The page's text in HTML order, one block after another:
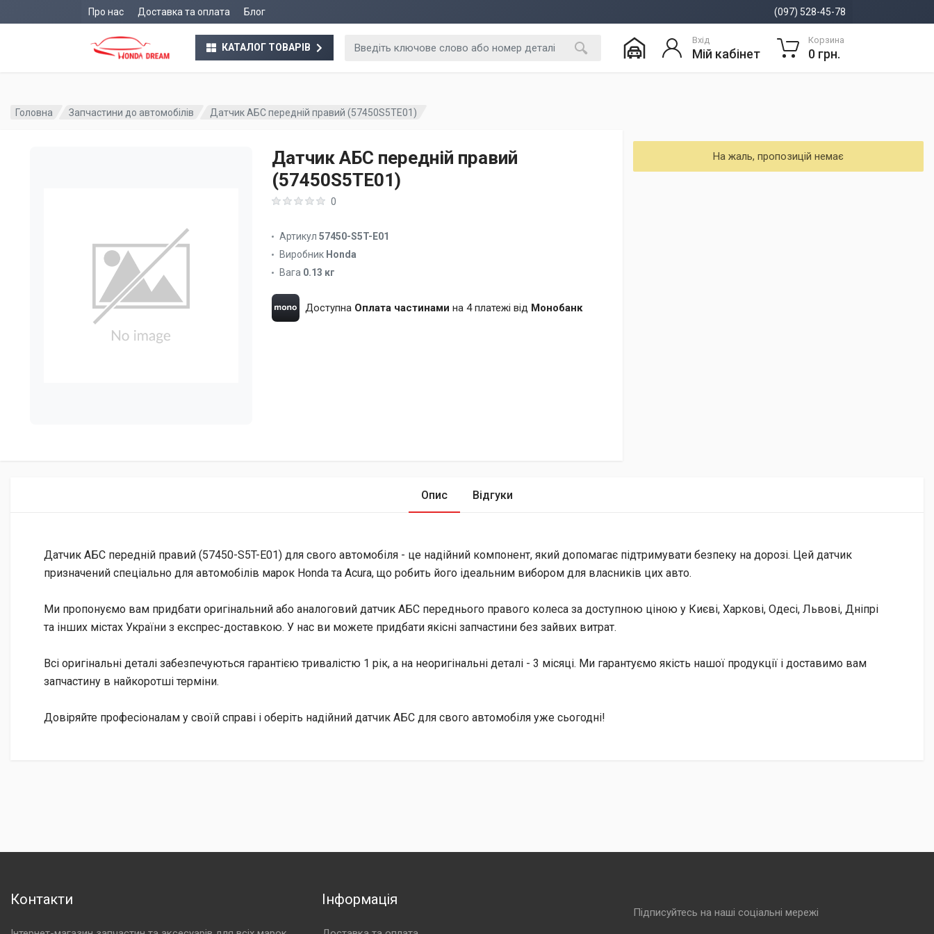
Про нас Доставка та оплата Блог (097) 528-45-78
КАТАЛОГ ТОВАРІВ
Вхід
Мій кабінет
Корзина
0 грн.
Головна Запчастини до автомобілів Датчик АБС передній правий (57450S5TE01)
Датчик АБС передній правий
(57450S5TE01)
0
Артикул 57450-S5T-E01
Виробник Honda
Вага 0.13 кг
Доступна Оплата частинами на 4 платежі від Монобанк
На жаль, пропозицій немає
Опис Відгуки
Датчик АБС передній правий (57450-S5T-E01) для свого автомобіля - це надійний компонент, який допомагає підтримувати безпеку на дорозі. Цей датчик
призначений спеціально для автомобілів марок Honda та Acura, що робить його ідеальним вибором для власників цих авто.
Ми пропонуємо вам придбати оригінальний або аналоговий датчик АБС переднього правого колеса за доступною ціною у Києві, Харкові, Одесі, Львові, Дніпрі
та інших містах України з експрес-доставкою. У нас ви можете придбати якісні запчастини без зайвих витрат.
Всі оригінальні деталі забезпечуються гарантією тривалістю 1 рік, а на неоригінальні деталі - 3 місяці. Ми гарантуємо якість нашої продукції і доставимо вам
запчастину в найкоротші терміни.
Довіряйте професіоналам у своїй справі і оберіть надійний датчик АБС для свого автомобіля уже сьогодні!
Контакти Інформація
Підписуйтесь на наші соціальні мережі